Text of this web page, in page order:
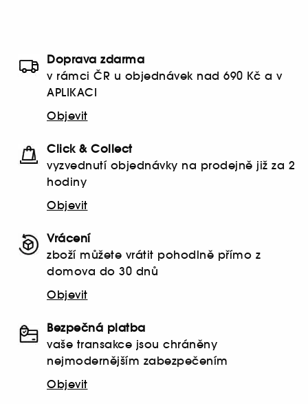
Doprava zdarma
v rámci ČR u objednávek nad 690 Kč a v
APLIKACI
Objevit
Click & Collect
vyzvednutí objednávky na prodejně již za 2
hodiny
Objevit
Vrácení
zboží můžete vrátit pohodlně přímo z
domova do 30 dnů
Objevit
Bezpečná platba
vaše transakce jsou chráněny
nejmodernějším zabezpečením
Objevit